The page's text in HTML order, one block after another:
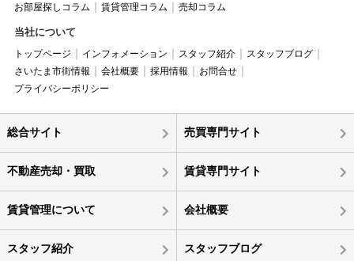
お部屋探しコラム 賃貸管理コラム 売却コラム
当社について
トップページ インフォメーション スタッフ紹介
スタッフブログ
さいたま市街情報
会社概要 採用情報
お問合せ
プライバシーポリシー
総合サイト 売買専門サイト
不動産売却・買取 賃貸専門サイト
賃貸管理について 会社概要
スタッフ紹介 スタッフブログ